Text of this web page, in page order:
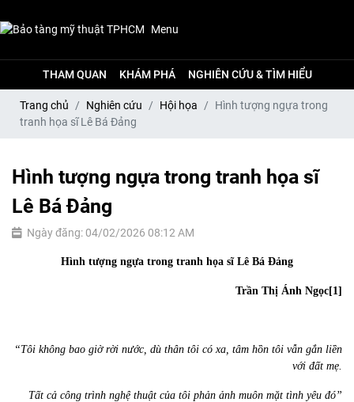
Menu
THAM QUAN KHÁM PHÁ NGHIÊN CỨU & TÌM HIỂU
Trang chủ Nghiên cứu Hội họa
Hình tượng ngựa trong
tranh họa sĩ Lê Bá Đảng
Hình tượng ngựa trong tranh họa sĩ
Lê Bá Đảng
Ngày đăng: 04/02/2026 08:12 AM
Hình tượng ngựa trong tranh họa sĩ Lê Bá Đảng
Trần Thị Ánh Ngọc[1]
“Tôi không bao giờ rời nước, dù thân tôi có xa, tâm hồn tôi vẫn gắn liền
với đất mẹ.
Tất cả công trình nghệ thuật của tôi phản ảnh muôn mặt tình yêu đó”